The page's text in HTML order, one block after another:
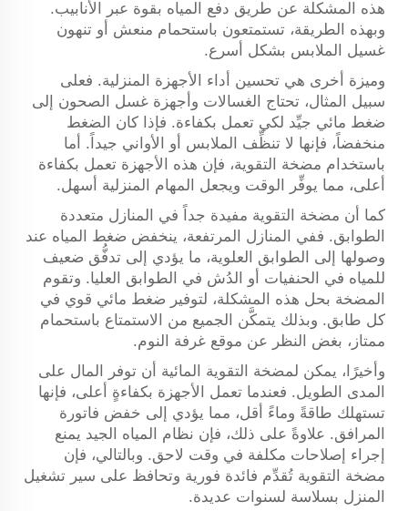
هذه المشكلة عن طريق دفع المياه بقوة عبر الأنابيب.
وبهذه الطريقة، تستمتعون باستحمام منعش أو تنهون
غسيل الملابس بشكل أسرع.
وميزة أخرى هي تحسين أداء الأجهزة المنزلية. فعلى
سبيل المثال، تحتاج الغسالات وأجهزة غسل الصحون إلى
ضغط مائي جيِّد لكي تعمل بكفاءة. فإذا كان الضغط
منخفضاً، فإنها لا تنظِّف الملابس أو الأواني جيداً. أما
باستخدام مضخة التقوية، فإن هذه الأجهزة تعمل بكفاءة
أعلى، مما يوفِّر الوقت ويجعل المهام المنزلية أسهل.
كما أن مضخة التقوية مفيدة جداً في المنازل متعددة
الطوابق. ففي المنازل المرتفعة، ينخفض ضغط المياه عند
وصولها إلى الطوابق العلوية، ما يؤدي إلى تدفُّق ضعيف
للمياه في الحنفيات أو الدُش في الطوابق العليا. وتقوم
المضخة بحل هذه المشكلة، لتوفير ضغط مائي قوي في
كل طابق. وبذلك يتمكَّن الجميع من الاستمتاع باستحمام
ممتاز، بغض النظر عن موقع غرفة النوم.
وأخيرًا، يمكن لمضخة التقوية المائية أن توفر المال على
المدى الطويل. فعندما تعمل الأجهزة بكفاءةٍ أعلى، فإنها
تستهلك طاقةً وماءً أقل، مما يؤدي إلى خفض فاتورة
المرافق. علاوةً على ذلك، فإن نظام المياه الجيد يمنع
إجراء إصلاحات مكلفة في وقت لاحق. وبالتالي، فإن
مضخة التقوية تُقدِّم فائدة فورية وتحافظ على سير تشغيل
المنزل بسلاسة لسنوات عديدة.